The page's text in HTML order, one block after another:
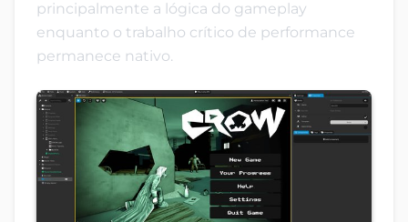
principalmente a lógica do gameplay
enquanto o trabalho crítico de performance
permanece nativo.